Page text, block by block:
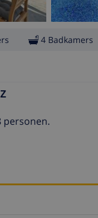
4 Badkamers
personen.